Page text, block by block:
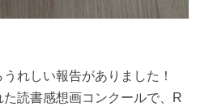
れしい報告がありました！
読書感想画コンクールで、R